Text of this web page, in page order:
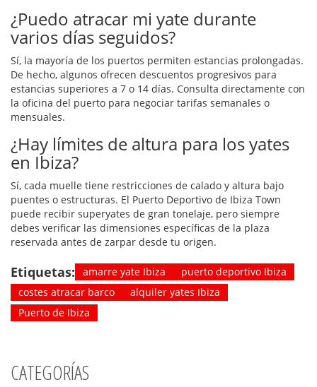
¿Puedo atracar mi yate durante
varios días seguidos?
Sí, la mayoría de los puertos permiten estancias prolongadas.
De hecho, algunos ofrecen descuentos progresivos para
estancias superiores a 7 o 14 días. Consulta directamente con
la oficina del puerto para negociar tarifas semanales o
mensuales.
¿Hay límites de altura para los yates
en Ibiza?
Sí, cada muelle tiene restricciones de calado y altura bajo
puentes o estructuras. El Puerto Deportivo de Ibiza Town
puede recibir superyates de gran tonelaje, pero siempre
debes verificar las dimensiones específicas de la plaza
reservada antes de zarpar desde tu origen.
Etiquetas: amarre yate Ibiza
puerto deportivo Ibiza
costes atracar barco
alquiler yates Ibiza
Puerto de Ibiza
CATEGORÍAS